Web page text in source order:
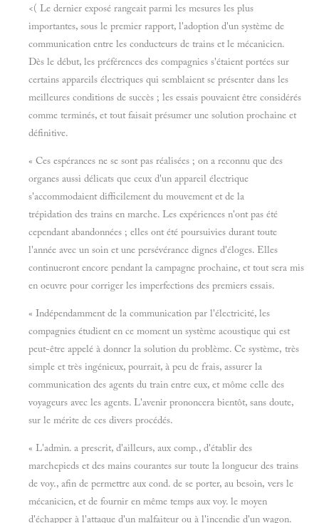
<( Le dernier exposé rangeait parmi les mesures les plus
importantes, sous le premier rapport, l'adoption d'un système de
communication entre les conducteurs de trains et le mécanicien.
Dès le début, les préférences des compagnies s'étaient portées sur
certains appareils électriques qui semblaient se présenter dans les
meilleures conditions de succès ; les essais pouvaient être considérés
comme terminés, et tout faisait présumer une solution prochaine et
définitive.
« Ces espérances ne se sont pas réalisées ; on a reconnu que des
organes aussi délicats que ceux d'un appareil électrique
s'accommodaient difficilement du mouvement et de la
trépidation des trains en marche. Les expériences n'ont pas été
cependant abandonnées ; elles ont été poursuivies durant toute
l'année avec un soin et une persévérance dignes d'éloges. Elles
continueront encore pendant la campagne prochaine, et tout sera mis
en oeuvre pour corriger les imperfections des premiers essais.
« Indépendamment de la communication par l'électricité, les
compagnies étudient en ce moment un système acoustique qui est
peut-être appelé à donner la solution du problème. Ce système, très
simple et très ingénieux, pourrait, à peu de frais, assurer la
communication des agents du train entre eux, et môme celle des
voyageurs avec les agents. L'avenir prononcera bientôt, sans doute,
sur le mérite de ces divers procédés.
« L'admin. a prescrit, d'ailleurs, aux comp., d'établir des
marchepieds et des mains courantes sur toute la longueur des trains
de voy., afin de permettre aux cond. de se porter, au besoin, vers le
mécanicien, et de fournir en même temps aux voy. le moyen
d'échapper à l'attaque d'un malfaiteur ou à l'incendie d'un wagon.